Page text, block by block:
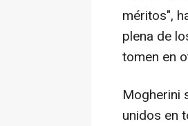
méritos",
plena de
tomen en
Mogherini
unidos en